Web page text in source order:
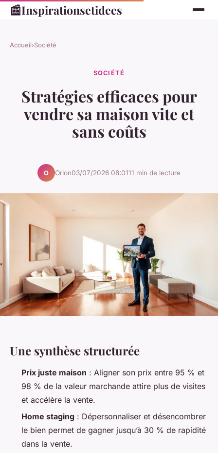
📰Inspirationsetidees
Accueil›Société
SOCIÉTÉ
Stratégies efficaces pour
vendre sa maison vite et
sans coûts
O Orion03/07/2026 08:0111 min de lecture
Une synthèse structurée
Prix juste maison : Aligner son prix entre 95 % et
98 % de la valeur marchande attire plus de visites
et accélère la vente.
Home staging : Dépersonnaliser et désencombrer
le bien permet de gagner jusqu’à 30 % de rapidité
dans la vente.